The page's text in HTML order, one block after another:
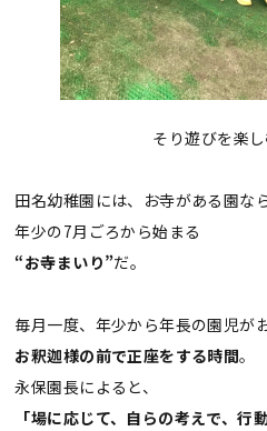
そり遊びを楽
田名幼稚園には、お寺がある園な
年少の7月ごろから始まる
“お寺まいり”だ。
毎月一度、年少から年長の園児が
お釈迦様の前で正座をする時間。
永保園長によると、
「場に応じて、自らの考えで、行